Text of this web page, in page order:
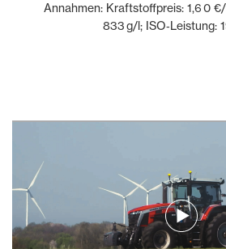
Annahmen: Kraftstoffpreis: 1,6 0
833 g/l; ISO‑Leistung: